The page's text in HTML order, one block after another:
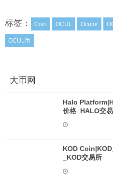
标签： Coin OCUL Oculor
OCUL币
大币网
Halo
价格_HALO交
KOD
_KOD交易所